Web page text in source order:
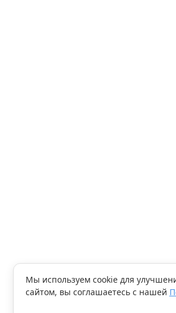
Мы используем cookie для
сайтом, вы соглашаетесь с нашей